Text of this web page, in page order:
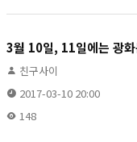
3월 10일, 11일에는 광
친구사이
2017-03-10 20:00
148